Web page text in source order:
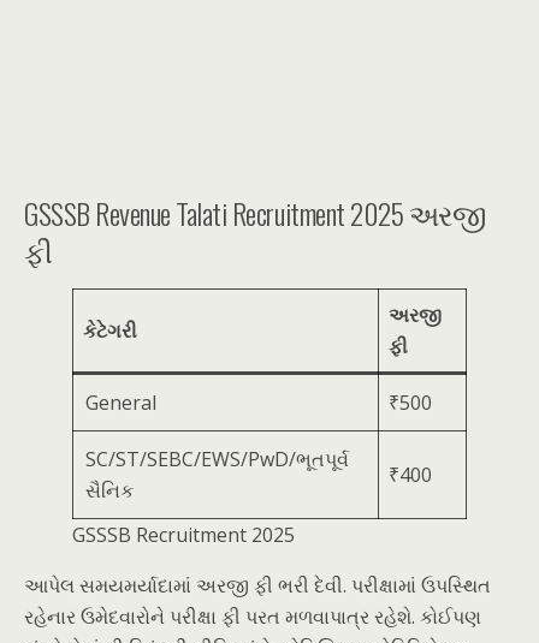
GSSSB Revenue Talati Recruitment 2025 અરજી
ફી
કેટેગરી
અરજી
ફી
General ₹500
SC/ST/SEBC/EWS/PwD/ભૂતપૂર્વ
સૈનિક
₹400
GSSSB Recruitment 2025
આપેલ સમયમર્યાદામાં અરજી ફી ભરી દેવી. પરીક્ષામાં ઉપસ્થિત
રહેનાર ઉમેદવારોને પરીક્ષા ફી પરત મળવાપાત્ર રહેશે. કોઈપણ